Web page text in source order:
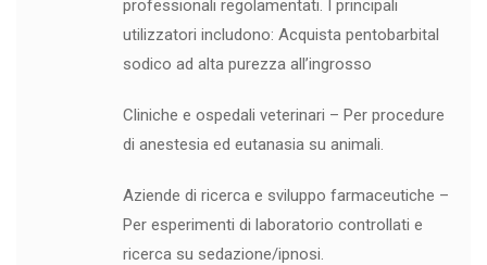
professionali regolamentati. I principali
utilizzatori includono: Acquista pentobarbital
sodico ad alta purezza all’ingrosso
Cliniche e ospedali veterinari – Per procedure
di anestesia ed eutanasia su animali.
Aziende di ricerca e sviluppo farmaceutiche –
Per esperimenti di laboratorio controllati e
ricerca su sedazione/ipnosi.